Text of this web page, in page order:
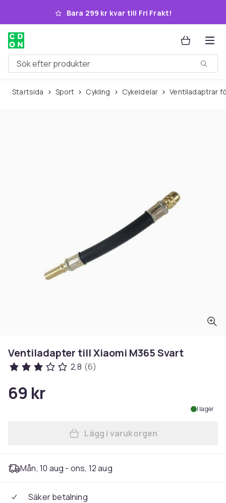
Hoppa till huvudinnehållet
Bara 299 kr kvar till Fri Frakt!
Sök efter produkter
Startsida Sport Cykling Cykeldelar Ventiladaptrar
Ventiladapter till Xiaomi M365 Svart
2,8 (6)
69 kr
I lager
Lägg till Ventiladapter till
Lägg i varukorgen
Mån, 10 aug - ons, 12 aug
Säker betalning